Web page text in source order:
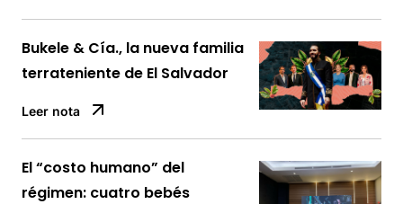
Bukele & Cía., la nueva familia
terrateniente de El Salvador
Leer nota
El “costo humano” del
régimen: cuatro bebés